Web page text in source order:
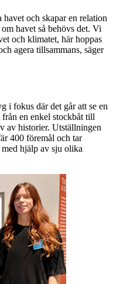
och skapar en relation
havet så behövs det. Vi
och klimatet, här hoppas
agera tillsammans, säger
i fokus där det går att se en
en enkel stockbåt till
av historier. Utställningen
400 föremål och tar
med hjälp av sju olika